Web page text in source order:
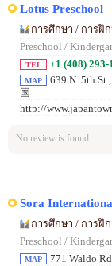
Lotus Preschool
การศึกษา / การฝึ
Preschool /
TEL +1 (408) 293-
MAP 639 N. 5th St.,
国
http://
No review is found.
Sora
การศึกษา / การฝึ
Preschool /
MAP 771 Waldo